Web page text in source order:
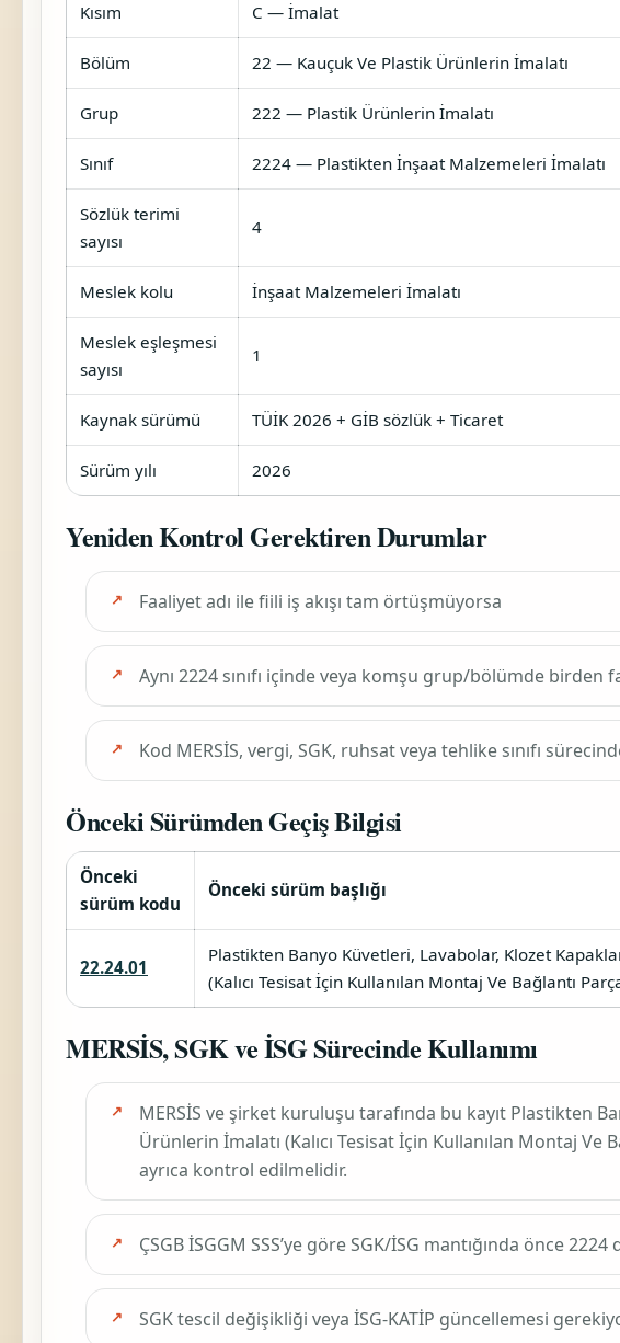
Kısım C — İmalat
Bölüm 22 — Kauçuk Ve Plastik Ürünlerin İmalatı
Grup 222 — Plastik Ürünlerin İmalatı
Sınıf 2224 — Plastikten İnşaat Malzemeleri İmalatı
Sözlük terimi
sayısı
4
Meslek kolu İnşaat Malzemeleri İmalatı
Meslek eşleşmesi
sayısı
1
Kaynak sürümü TÜİK 2026 + GİB sözlük + Ticaret
Sürüm yılı 2026
Yeniden Kontrol Gerektiren Durumlar
Faaliyet adı ile fiili iş akışı tam örtüşmüyorsa
Aynı 2224 sınıfı içinde veya komşu grup/bölümde birden
Kod MERSİS, vergi, SGK, ruhsat veya tehlike sınıfı
Önceki Sürümden Geçiş Bilgisi
Önceki
sürüm kodu
Önceki sürüm başlığı
22.24.01
Plastikten Banyo Küvetleri, Lavabolar, Klozet
(Kalıcı Tesisat İçin Kullanılan Montaj Ve Bağlantı
MERSİS, SGK ve İSG Sürecinde Kullanımı
MERSİS ve şirket kuruluşu tarafında bu kayıt Plastikten
Ürünlerin İmalatı (Kalıcı Tesisat İçin Kullanılan Montaj Ve
ayrıca kontrol edilmelidir.
ÇSGB İSGGM SSS’ye göre SGK/İSG mantığında önce2224
SGK tescil değişikliği veya İSG-KATİP güncellemesi